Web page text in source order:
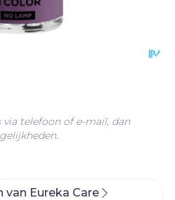
telefoon of e-mail, dan
van Eureka Care